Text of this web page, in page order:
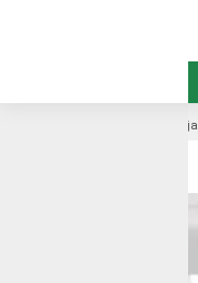
Ketua PD Al-Washliyah